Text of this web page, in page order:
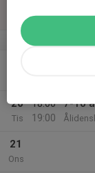
16:00
20
Tis
18:00
19:00
7-10
21
Ons